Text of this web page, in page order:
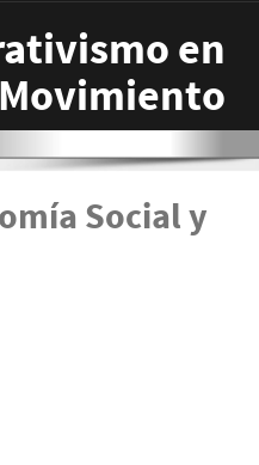
en
Movimiento
Social y